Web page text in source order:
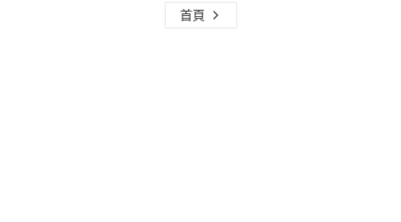
首頁